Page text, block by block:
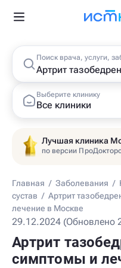
Поиск врача, услуги,
Выберите клинику
Все клиники
Лучшая клиника
по версии
Главная / Заболевания /
сустав / Артрит
лечение в Москве
29.12.2024 (Обновлено
Артрит
симптомы и